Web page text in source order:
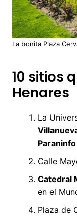
La bonita Plaza
10 sitios
Henares
La
Paraninfo
Calle
Catedral
en el
Plaza de